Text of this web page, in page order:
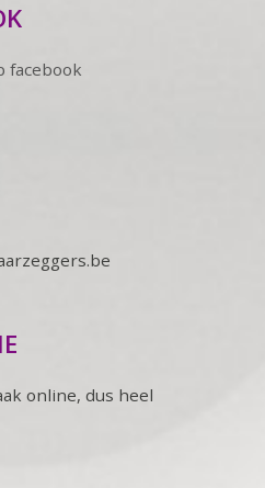
facebook
online, dus heel